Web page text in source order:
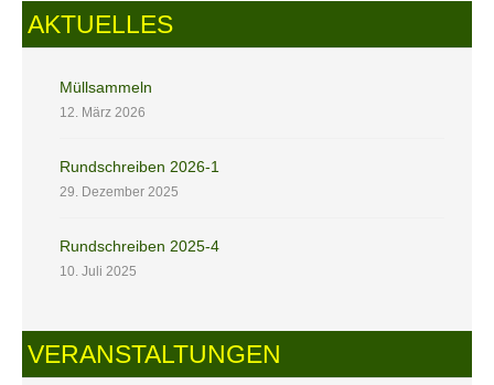
AKTUELLES
Müllsammeln
12. März 2026
Rundschreiben 2026-1
29. Dezember 2025
Rundschreiben 2025-4
10. Juli 2025
VERANSTALTUNGEN